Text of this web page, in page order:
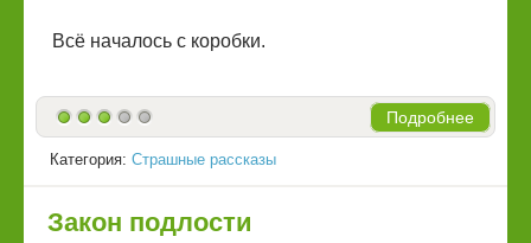
Всё началось с коробки.
Подробнее
Категория: Страшные рассказы
Закон подлости